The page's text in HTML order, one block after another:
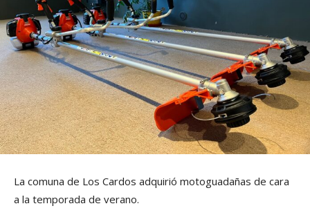
La comuna de Los Cardos adquirió motoguadañas de cara
a la temporada de verano.